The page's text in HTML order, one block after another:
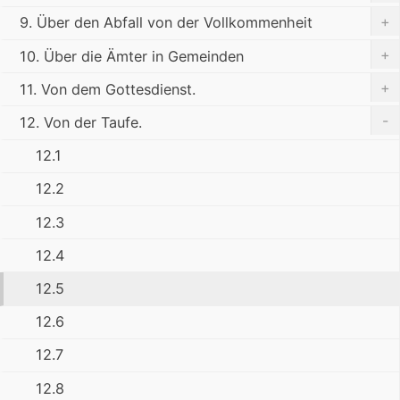
9. Über den Abfall von der Vollkommenheit
+
10. Über die Ämter in Gemeinden
+
11. Von dem Gottesdienst.
+
12. Von der Taufe.
-
12.1
12.2
12.3
12.4
12.5
12.6
12.7
12.8